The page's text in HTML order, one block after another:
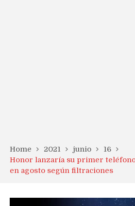
Home 2021 junio
16
Honor lanzaría su primer
en agosto según filtraciones